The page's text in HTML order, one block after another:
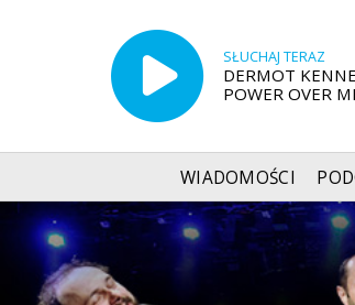
SŁUCHAJ TERAZ
DERMOT
POWER OVER
WIADOMOŚCI